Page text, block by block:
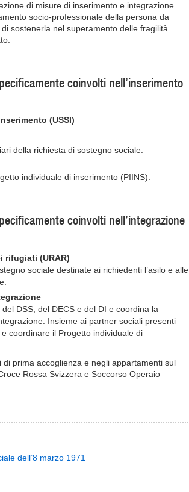
di misure di inserimento e integrazione
socio-professionale della persona da
sostenerla nel superamento delle fragilità
coinvolti nell’inserimento
(USSI)
della richiesta di sostegno sociale.
individuale di inserimento (PIINS).
coinvolti nell’integrazione
rifugiati (URAR)
sociale destinate ai richiedenti l’asilo e alle
DSS, del DECS e del DI e coordina la
Insieme ai partner sociali presenti
coordinare il Progetto individuale di
di prima accoglienza e negli appartamenti sul
Rossa Svizzera e Soccorso Operaio
dell’8 marzo 1971